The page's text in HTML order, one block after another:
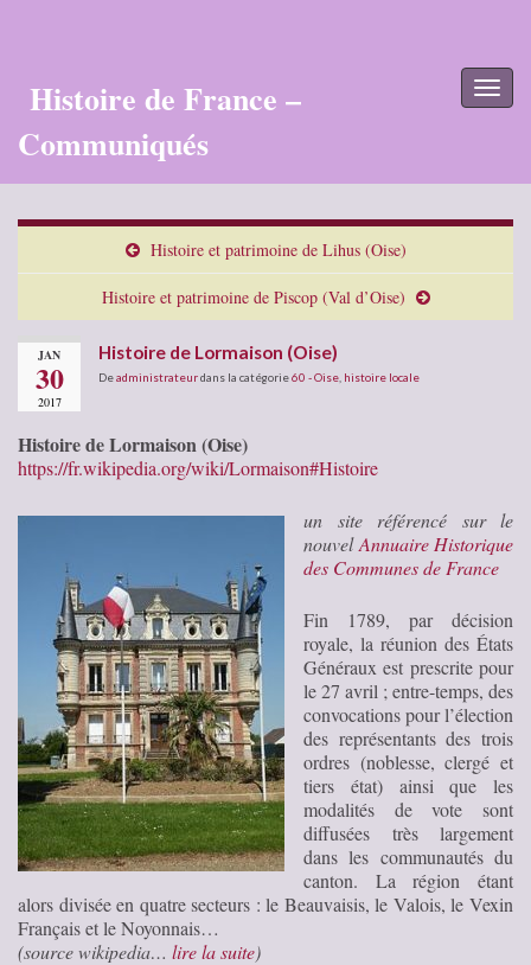
Histoire de France –
Communiqués
Histoire et patrimoine de Lihus (Oise)
Histoire et patrimoine de Piscop (Val d’Oise)
JAN
30
2017
Histoire de Lormaison (Oise)
Deadministrateurdans la catégorie60 - Oise histoire locale
Histoire de Lormaison (Oise)
https://fr.wikipedia.org/wiki/Lormaison#Histoire
un site référencé sur le
nouvelAnnuaire Historique
des Communes de France
Fin 1789, par décision
royale, la réunion des États
Généraux est prescrite pour
le 27 avril ; entre-temps, des
convocations pour l’élection
des représentants des trois
ordres (noblesse, clergé et
tiers état) ainsi que les
modalités de vote sont
diffusées très largement
dans les communautés du
canton. La région étant
alors divisée en quatre secteurs : le Beauvaisis, le Valois, le Vexin
Français et le Noyonnais…
(source wikipedia… lire la suite)